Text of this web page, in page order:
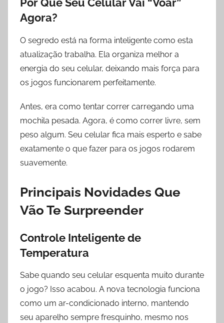
Por Que Seu Celular Vai “Voar”
Agora?
O segredo está na forma inteligente como esta
atualização trabalha. Ela organiza melhor a
energia do seu celular, deixando mais força para
os jogos funcionarem perfeitamente.
Antes, era como tentar correr carregando uma
mochila pesada. Agora, é como correr livre, sem
peso algum. Seu celular fica mais esperto e sabe
exatamente o que fazer para os jogos rodarem
suavemente.
Principais Novidades Que
Vão Te Surpreender
Controle Inteligente de
Temperatura
Sabe quando seu celular esquenta muito durante
o jogo? Isso acabou. A nova tecnologia funciona
como um ar-condicionado interno, mantendo
seu aparelho sempre fresquinho, mesmo nos